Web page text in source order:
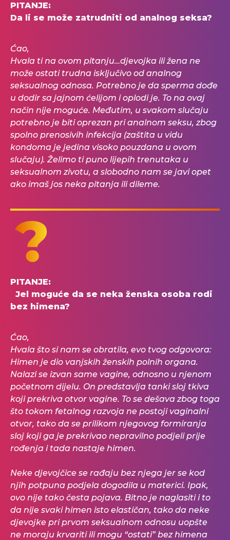
PITANJE:
Da li se može zatrudniti od analnog seksa?
Ćao,
Hvala ti na ovom pitanju…djevojka ili žena ne
može ostati trudna isključivo od analnog
seksualnog odnosa. Potrebno je da sperma dođe
u dodir sa jajnom ćelijom i oplodi je. To na ovaj
način nije moguće. Međutim, u svakom slučaju
potrebno je biti oprezan pri analnom seksu, zbog
spolno prenosivih infekcija (zaštita u vidu
kondoma je jedina visoko pouzdana u ovom
slučaju). Želimo ti puno lijepih trenutaka u
seksualnom zivotu, a slobodno nam se javi opet
ako imaš jos neka pitanja ili dileme.
PITANJE:
Jel moguće da se neka ženska osoba rodi
bez himena?
Ćao,
Hvala što si nam se obratila, evo tvog odgovora:
Himen je dio vanjskih ženskih polnih organa.
Nalazi se izvan same vagine, odnosno u njenom
početnom dijelu. On predstavlja tanki sloj tkiva
koji prekriva otvor vagine. To se dešava zbog toga
što tokom fetalnog razvoja ne postoji vaginalni
otvor, tako da se prilikom njegovog formiranja
sloj koji ga je prekrivao nepravilno podjeli prije
rođenja i tada nastaje himen.
Neke djevojčice se rađaju bez njega jer se kod
njih potpuna podjela dogodila u materici. Ipak,
ovo nije tako česta pojava. Bitno je naglasiti i to
da nije svaki himen isto elastičan, tako da neke
djevojke pri prvom seksualnom odnosu uopšte
ne moraju krvariti ili mogu “ostati” bez himena